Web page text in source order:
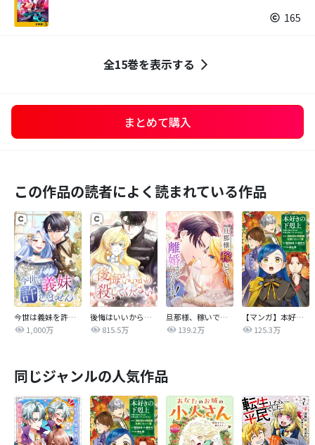
165
全15巻を表示する
まとめて購入
この作品の読者によく読まれている作品
今世は義妹を許しません
1,000万
後悔はいいから殺してください
815.5万
旦那様、稼いで離婚させていただきます！
139.2万
【マンガ】本好きの下剋上 第四部
125.3万
同じジャンルの人気作品